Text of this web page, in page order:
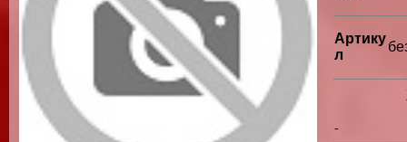
Артику
л
-